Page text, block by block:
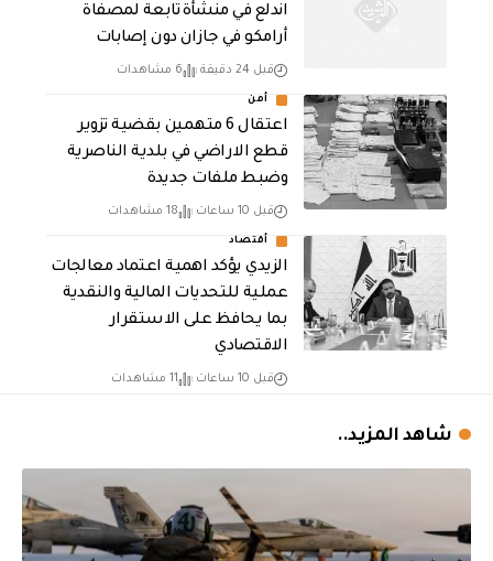
اندلع في منشأة تابعة لمصفاة
أرامكو في جازان دون إصابات
قبل 24 دقيقة 6 مشاهدات
أمن
اعتقال 6 متهمين بقضية تزوير
قطع الاراضي في بلدية الناصرية
وضبط ملفات جديدة
قبل 10 ساعات 18 مشاهدات
أقتصاد
الزيدي يؤكد اهمية اعتماد معالجات
عملية للتحديات المالية والنقدية
بما يحافظ على الاستقرار
الاقتصادي
قبل 10 ساعات 11 مشاهدات
شاهد المزيد..